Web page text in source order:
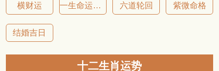
横财运 一生命运详批 六道轮回 紫微命格
结婚吉日
十二生肖运势